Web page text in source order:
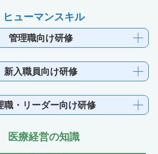
ヒューマンスキル
管理職向け研修
新入職員向け研修
職・リーダー向け研修
医療経営の知識